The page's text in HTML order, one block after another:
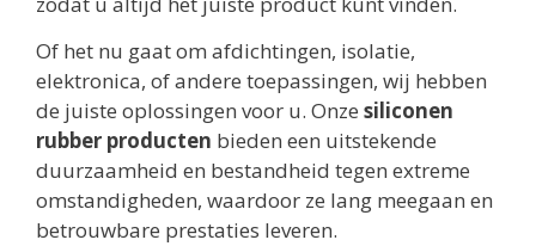
Of het nu gaat om afdichtingen, isolatie,
elektronica, of andere toepassingen, wij hebben
de juiste oplossingen voor u. Onze siliconen
rubber producten bieden een uitstekende
duurzaamheid en bestandheid tegen extreme
omstandigheden, waardoor ze lang meegaan en
betrouwbare prestaties leveren.